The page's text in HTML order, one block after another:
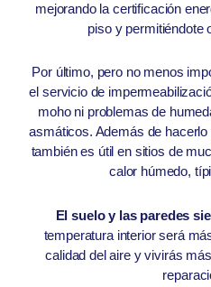
mejorando la certificación
piso y permitiéndote
Por último, pero no menos
el servicio de
moho ni problemas de
asmáticos. Además de
también es útil en sitios de
calor húmedo,
El suelo y las paredes
temperatura interior será
calidad del aire y vivirás